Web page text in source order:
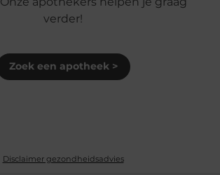
verder!
Zoek een apotheek >
Disclaimer gezondheidsadvies